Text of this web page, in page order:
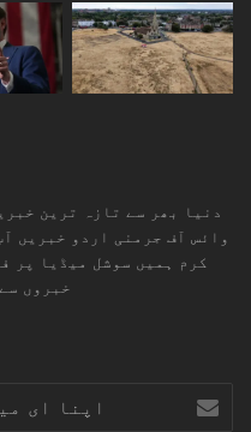
دنیا بھر سے تازہ ترین
وائس آف جرمنی اردو خبریں
کرم ہمیں سوشل میڈیا پر
خبروں
ای